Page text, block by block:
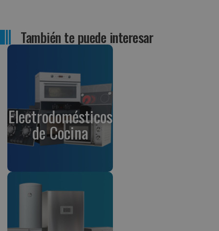
También te puede interesar
Electrodomésticos
de Cocina